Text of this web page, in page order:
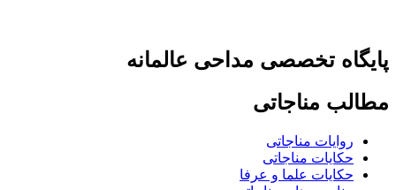
محتوا
پایگاه تخصصی مداحی عالمانه
مطالب مناجاتی
روایات مناجاتی
حکایات مناجاتی
حکایات علما و عرفا